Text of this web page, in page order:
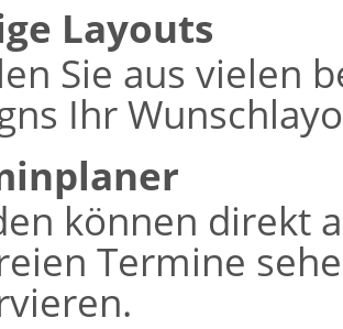
Layouts
Sie aus vielen
Ihr
können direkt
Termine